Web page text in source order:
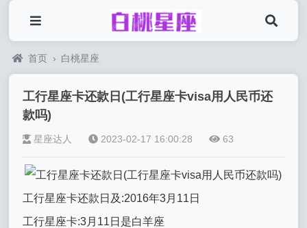
首页 › 白桃星座
工行星座卡还款日(工行星座卡visa用人民币还
款吗)
星座达人 2023-02-17 16:00:28 63
工行星座卡还款日及:2016年3月11日
工行星座卡:3月11日是白羊座